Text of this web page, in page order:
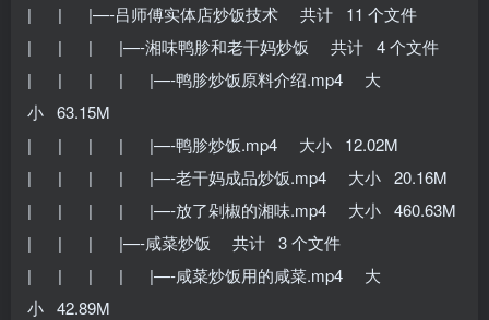
| | |—-吕师傅实体店炒饭技术 共计 11 个文件
| | | |—-湘味鸭胗和老干妈炒饭 共计 4 个文件
| | | | |—-鸭胗炒饭原料介绍.mp4 大
小 63.15M
| | | | |—-鸭胗炒饭.mp4 大小 12.02M
| | | | |—-老干妈成品炒饭.mp4 大小 20.16M
| | | | |—-放了剁椒的湘味.mp4 大小 460.63M
| | | |—-咸菜炒饭 共计 3 个文件
| | | | |—-咸菜炒饭用的咸菜.mp4 大
小 42.89M